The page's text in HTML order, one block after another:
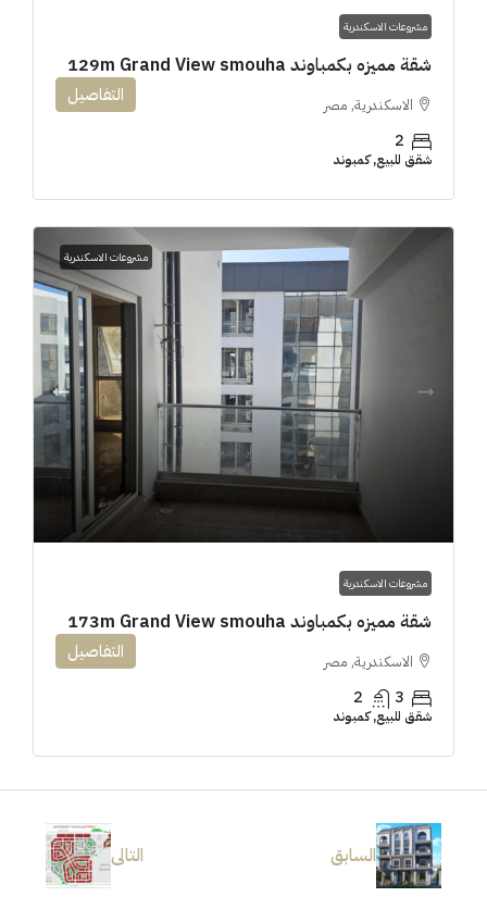
مشروعات الاسكندرية
شقة مميزه بكمباوند 129m Grand View smouha
الاسكندرية, مصر
2
شقق للبيع, كمبوند
التفاصيل
مشروعات الاسكندرية
مشروعات الاسكندرية
شقة مميزه بكمباوند 173m Grand View smouha
الاسكندرية, مصر
3
2
شقق للبيع, كمبوند
التفاصيل
السابق التالى